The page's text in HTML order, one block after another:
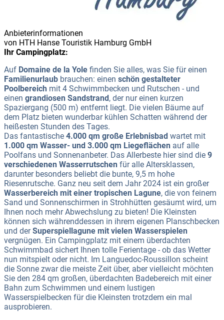
Anbieterinformationen
von HTH Hanse Touristik Hamburg GmbH
Ihr Campingplatz:
Auf Domaine de la Yole finden Sie alles, was Sie für einen
Familienurlaub brauchen: einen schön gestalteter
Poolbereich mit 4 Schwimmbecken und Rutschen - und
einen grandiosen Sandstrand, der nur einen kurzen
Spaziergang (500 m) entfernt liegt. Die vielen Bäume auf
dem Platz bieten wunderbar kühlen Schatten während der
heißesten Stunden des Tages.
Das fantastische 4.000 qm große Erlebnisbad wartet mit
1.000 qm Wasser- und 3.000 qm Liegeflächen auf alle
Poolfans und Sonnenanbeter. Das Allerbeste hier sind die 9
verschiedenen Wasserrutschen für alle Altersklassen,
darunter besonders beliebt die bunte, 9,5 m hohe
Riesenrutsche. Ganz neu seit dem Jahr 2024 ist ein großer
Wasserbereich mit einer tropischen Lagune, die von feinem
Sand und Sonnenschirmen in Strohhütten gesäumt wird, um
Ihnen noch mehr Abwechslung zu bieten! Die Kleinsten
können sich währenddessen in ihrem eigenen Planschbecken
und derSuperspiellagune mit vielen Wasserspielen
vergnügen. Ein Campingplatz mit einem überdachten
Schwimmbad sichert Ihnen tolle Ferientage - ob das Wetter
nun mitspielt oder nicht. Im Languedoc-Roussillon scheint
die Sonne zwar die meiste Zeit über, aber vielleicht möchten
Sie den 284 qm großen, überdachten Badebereich mit einer
Bahn zum Schwimmen und einem lustigen
Wasserspielbecken für die Kleinsten trotzdem ein mal
ausprobieren.